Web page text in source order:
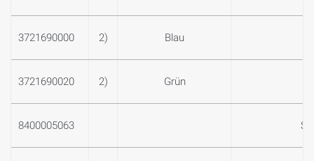
3721690000 2) Blau
3721690020 2) Grün
8400005063